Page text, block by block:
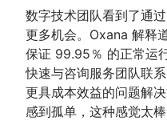
数字技术团队看到了通
更多机会。Oxana 解释
保证 99.95％ 的正常运
快速与咨询服务团队联
更具成本效益的问题解
感到孤单，这种感觉太